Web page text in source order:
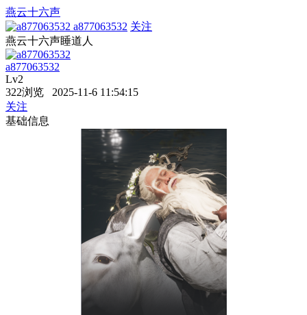
燕云十六声
a877063532 关注
燕云十六声睡道人
a877063532
Lv2
322浏览 2025-11-6 11:54:15
关注
基础信息